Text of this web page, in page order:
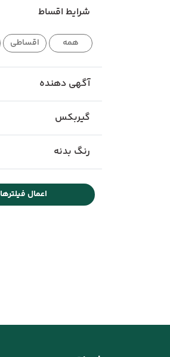
شرایط اقساط
همه اقساطی
آگهی دهنده
گیربکس
رنگ بدنه
اعمال فیلترها